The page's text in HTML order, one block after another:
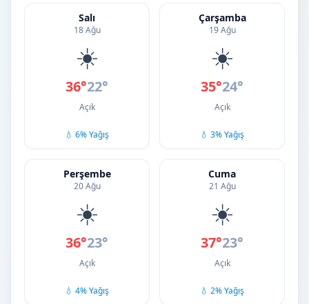
Salı
18 Ağu
☀️
36°22°
Açık
💧 6% Yağış
Çarşamba
19 Ağu
☀️
35°24°
Açık
💧 3% Yağış
Perşembe
20 Ağu
☀️
36°23°
Açık
💧 4% Yağış
Cuma
21 Ağu
☀️
37°23°
Açık
💧 2% Yağış